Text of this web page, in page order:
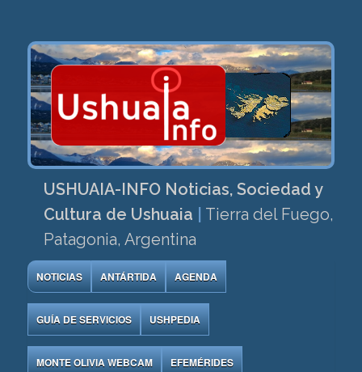
USHUAIA-INFO Noticias, Sociedad y
Cultura de Ushuaia
Tierra del Fuego,
Patagonia, Argentina
NOTICIAS ANTÁRTIDA AGENDA
GUÍA DE SERVICIOS USHPEDIA
MONTE OLIVIA WEBCAM EFEMÉRIDES